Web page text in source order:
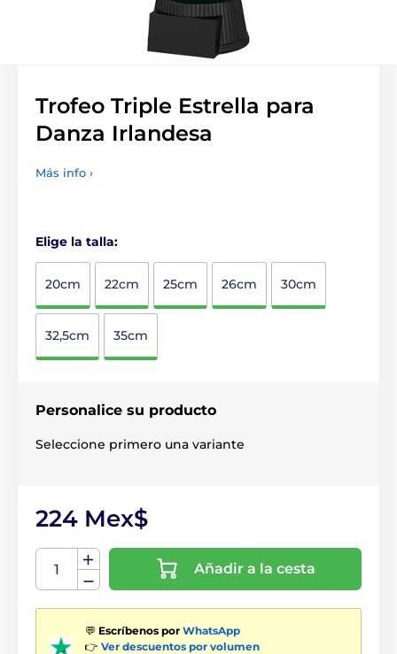
Trofeo Triple Estrella para
Danza Irlandesa
Más info ›
Elige la talla:
20cm 22cm 25cm 26cm 30cm
32,5cm 35cm
Personalice su producto
Seleccione primero una variante
224 Mex$
Añadir a la cesta
💬 Escríbenos por WhatsApp
👉 Ver descuentos por volumen